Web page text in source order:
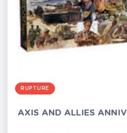
RUPTURE
AXIS AND ALLIES